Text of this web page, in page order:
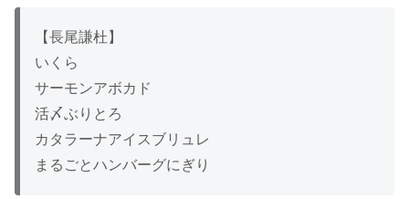
【長尾謙杜】
いくら
サーモンアボカド
活〆ぶりとろ
カタラーナアイスブリュレ
まるごとハンバーグにぎり